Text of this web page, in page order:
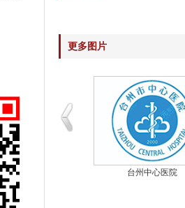
更多图片
豆浆日和 台州中心医院